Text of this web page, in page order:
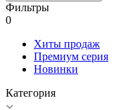
Фильтры
0
Хиты продаж
Премиум серия
Новинки
Категория